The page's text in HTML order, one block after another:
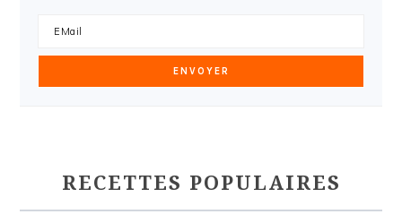
RECETTES POPULAIRES